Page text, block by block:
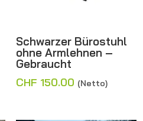
Schwarzer Bürostuhl
ohne Armlehnen –
Gebraucht
CHF 150.00 (Netto)